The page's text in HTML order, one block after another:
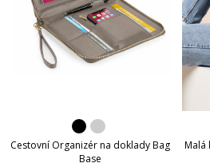
Cestovní Organizér na doklady Bag
Base
Malá